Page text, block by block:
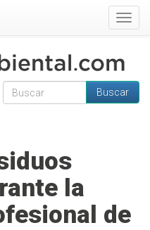
Formulario de
Buscar
la
de